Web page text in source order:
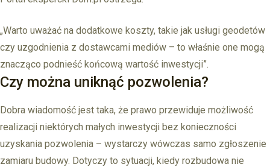
„Warto uważać na dodatkowe koszty, takie jak usługi geodetów
czy uzgodnienia z dostawcami mediów – to właśnie one mogą
znacząco podnieść końcową wartość inwestycji”.
Czy można uniknąć pozwolenia?
Dobra wiadomość jest taka, że prawo przewiduje możliwość
realizacji niektórych małych inwestycji bez konieczności
uzyskania pozwolenia – wystarczy wówczas samo zgłoszenie
zamiaru budowy. Dotyczy to sytuacji, kiedy rozbudowa nie